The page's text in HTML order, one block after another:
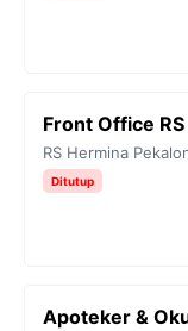
Front Office
RS Hermina
Ditutup
Apoteker &